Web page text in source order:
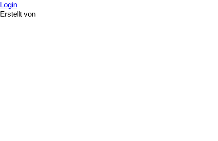
Login
Erstellt von